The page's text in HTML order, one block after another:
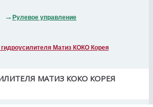
Рулевое управление
гидроусилителя Матиз КОКО Корея
МАТИЗ КОКО КОРЕЯ